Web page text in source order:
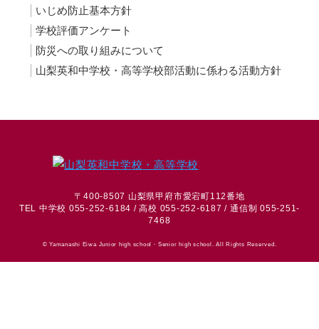
いじめ防止基本方針
学校評価アンケート
防災への取り組みについて
山梨英和中学校・高等学校部活動に係わる活動方針
〒400-8507 山梨県甲府市愛宕町112番地
TEL 中学校 055-252-6184 / 高校 055-252-6187 / 通信制 055-251-
7468
© Yamanashi Eiwa Junior high school・Senior high school. All Rights Reserved.